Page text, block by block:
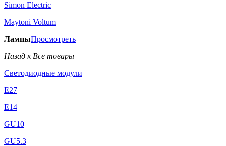
Simon Electric
Maytoni Voltum
ЛампыПросмотреть
Назад к Все товары
Светодиодные модули
E27
E14
GU10
GU5.3